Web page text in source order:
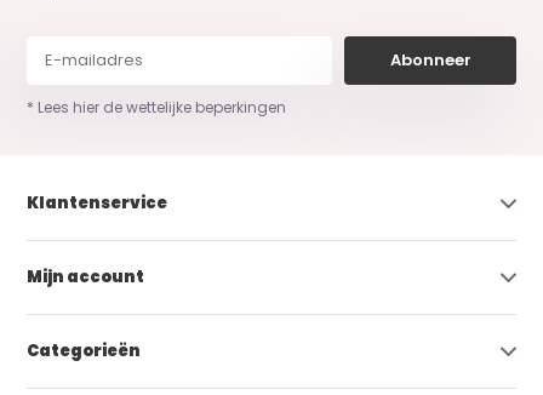
Abonneer
* Lees hier de wettelijke beperkingen
Klantenservice
Mijn account
Categorieën